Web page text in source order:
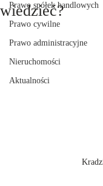
Prawo spółek handlowych
Prawo cywilne
Prawo administracyjne
Nieruchomości
Aktualności
wiedzieć?